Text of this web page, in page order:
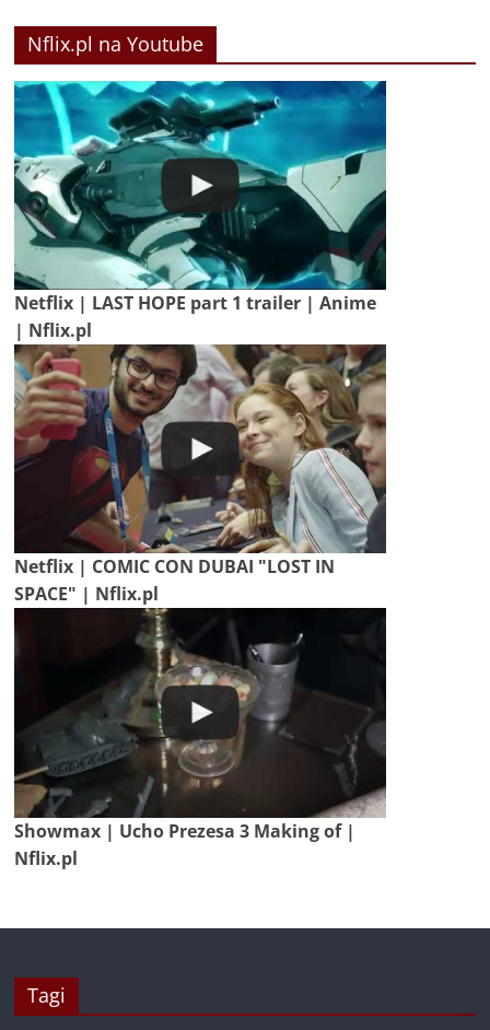
Nflix.pl na Youtube
Netflix | LAST HOPE part 1 trailer | Anime
| Nflix.pl
Netflix | COMIC CON DUBAI "LOST IN
SPACE" | Nflix.pl
Showmax | Ucho Prezesa 3 Making of |
Nflix.pl
Tagi